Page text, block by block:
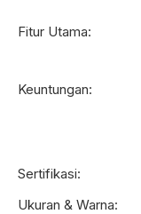
Fitur Utama:
Keuntungan:
Sertifikasi:
Ukuran & Warna: